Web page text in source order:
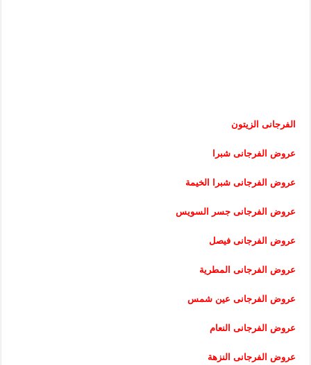
الفرجانى الزيتون
عروض الفرجانى شبرا
عروض الفرجانى شبرا الخيمة
عروض الفرجانى جسر السويس
عروض الفرجانى فيصل
عروض الفرجانى المطرية
عروض الفرجانى عين شمس
عروض الفرجانى النعام
عروض الفرجانى النزهة